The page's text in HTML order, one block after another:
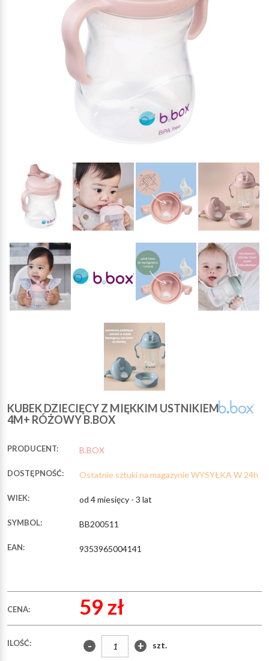
KUBEK DZIECIĘCY Z MIĘKKIM USTNIKIEM
4M+ RÓŻOWY B.BOX
PRODUCENT: B.BOX
DOSTĘPNOŚĆ: Ostatnie sztuki na magazynie WYSYŁKA W 24h
WIEK: od 4 miesięcy - 3 lat
SYMBOL: BB200511
EAN: 9353965004141
CENA: 59 zł
ILOŚĆ: - + szt.